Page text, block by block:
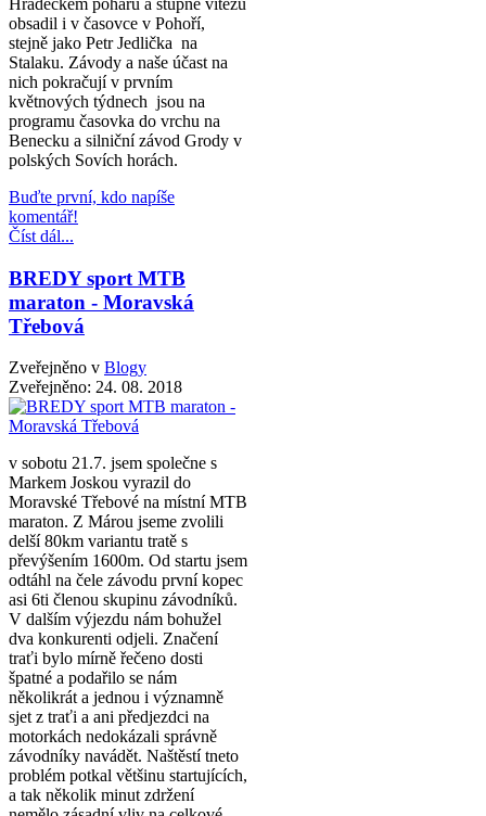
Hradeckém poháru a stupně vítězů
obsadil i v časovce v Pohoří,
stejně jako Petr Jedlička na
Stalaku. Závody a naše účast na
nich pokračují v prvním
květnových týdnech jsou na
programu časovka do vrchu na
Benecku a silniční závod Grody v
polských Sovích horách.
Buďte první, kdo napíše
komentář!
Číst dál...
BREDY sport MTB
maraton - Moravská
Třebová
Zveřejněno v Blogy
Zveřejněno: 24. 08. 2018
v sobotu 21.7. jsem společne s
Markem Joskou vyrazil do
Moravské Třebové na místní MTB
maraton. Z Márou jseme zvolili
delší 80km variantu tratě s
převýšením 1600m. Od startu jsem
odtáhl na čele závodu první kopec
asi 6ti členou skupinu závodníků.
V dalším výjezdu nám bohužel
dva konkurenti odjeli. Značení
traťi bylo mírně řečeno dosti
špatné a podařilo se nám
několikrát a jednou i významně
sjet z traťi a ani předjezdci na
motorkách nedokázali správně
závodníky navádět. Naštěstí tneto
problém potkal většinu startujících,
a tak několik minut zdržení